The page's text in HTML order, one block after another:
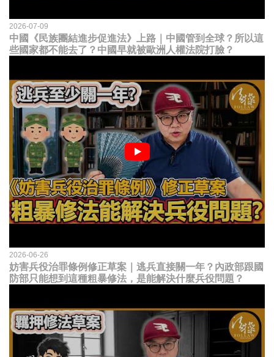
2026-07-09
中國《民族團結進步促進法》上路｜中國管到全球？所以這
些國家都不能去了？中國早就被歐洲人權法院打臉？
2026-06-26
妨害兵役治罪條例修正草案｜逃兵直接關一年？內政部跟國
防部只能想到這種粗暴修法，是能解決什麼兵役問題？